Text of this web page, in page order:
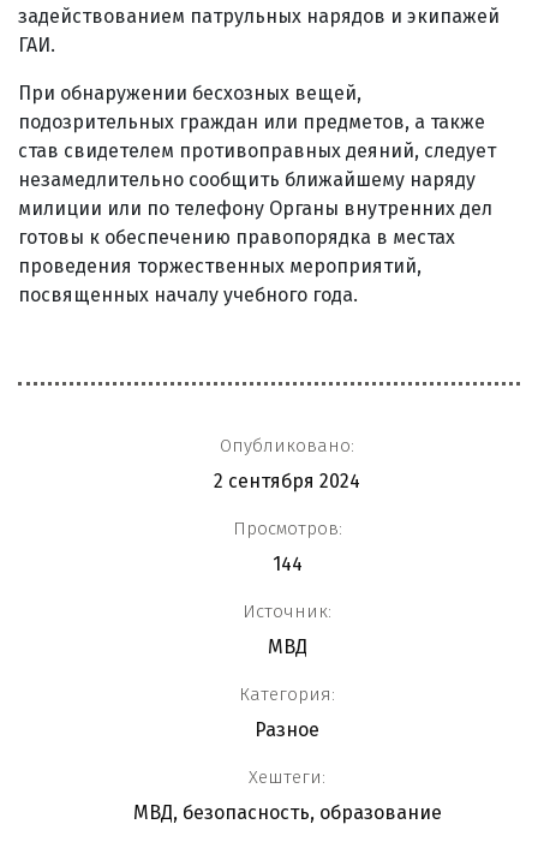
задействованием патрульных нарядов и экипажей
ГАИ.
При обнаружении бесхозных вещей,
подозрительных граждан или предметов, а также
став свидетелем противоправных деяний, следует
незамедлительно сообщить ближайшему наряду
милиции или по телефону Органы внутренних дел
готовы к обеспечению правопорядка в местах
проведения торжественных мероприятий,
посвященных началу учебного года.
Опубликовано:
2 сентября 2024
Просмотров:
144
Источник:
МВД
Категория:
Разное
Хештеги:
МВД, безопасность, образование